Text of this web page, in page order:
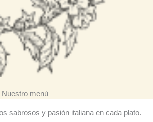
Nuestro menú
sabrosos y pasión italiana en cada plato.